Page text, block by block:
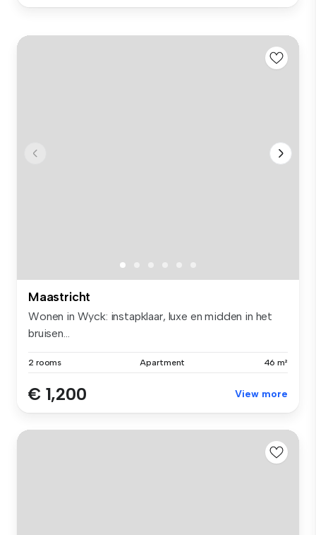
Maastricht
Wonen in Wyck: instapklaar, luxe en midden in het
bruisen...
2 rooms Apartment 46 m²
€ 1,200 View more